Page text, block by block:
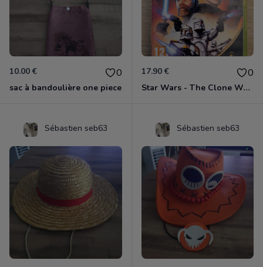
10.00 € 0
sac à bandoulière one piece
17.90 € 0
Star Wars - The Clone Wars - Les Héros De La République Xbox 360
Sébastien seb63 Sébastien seb63